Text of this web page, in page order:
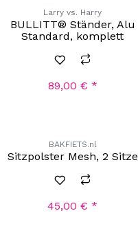
Larry vs. Harry
BULLITT® Ständer, Alu
Standard, komplett
89,00 € *
BAKFIETS.nl
Sitzpolster Mesh, 2 Sitze
45,00 € *